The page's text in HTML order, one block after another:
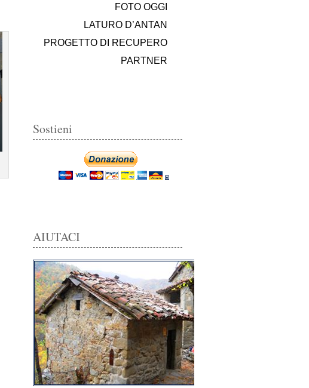
FOTO OGGI
LATURO D’ANTAN
PROGETTO DI RECUPERO
PARTNER
Sostieni
AIUTACI